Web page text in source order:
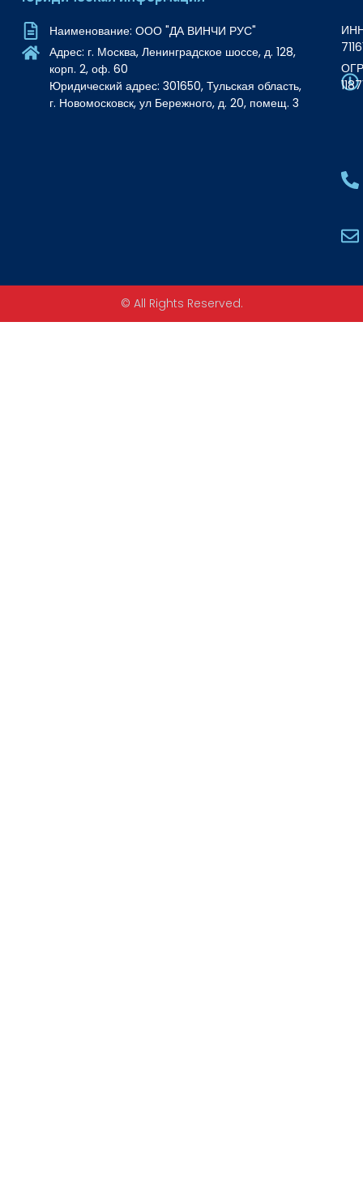
Наименование: ООО "ДА ВИНЧИ РУС"
Адрес: г. Москва, Ленинградское шоссе, д. 128,
корп. 2, оф. 60
Юридический адрес: 301650, Тульская область,
г. Новомосковск, ул Бережного, д. 20, помещ. 3
© All Rights Reserved.